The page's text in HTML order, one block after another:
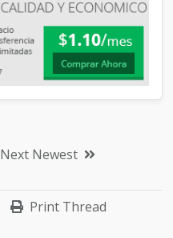
Next Newest
Print Thread